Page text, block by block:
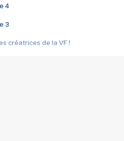
4
3
créatrices de la VF !